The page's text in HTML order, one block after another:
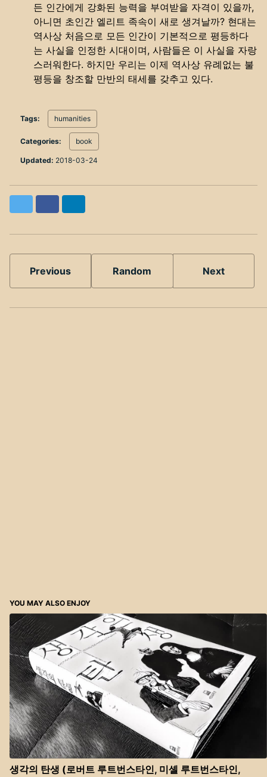
든 인간에게 강화된 능력을 부여받을 자격이 있을까,
아니면 초인간 엘리트 족속이 새로 생겨날까? 현대는
역사상 처음으로 모든 인간이 기본적으로 평등하다
는 사실을 인정한 시대이며, 사람들은 이 사실을 자랑
스러워한다. 하지만 우리는 이제 역사상 유례없는 불
평등을 창조할 만반의 태세를 갖추고 있다.
Tags: humanities
Categories: book
Updated: 2018-03-24
Previous Random Next
YOU MAY ALSO ENJOY
생각의 탄생 (로버트 루트번스타인, 미셸 루트번스타인,